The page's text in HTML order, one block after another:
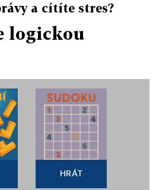
a cítíte stres?
logickou
HRÁT